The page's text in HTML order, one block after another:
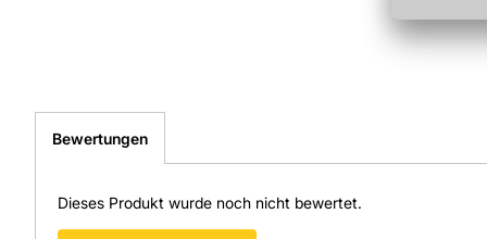
Bewertungen
Dieses Produkt wurde noch nicht bewertet.